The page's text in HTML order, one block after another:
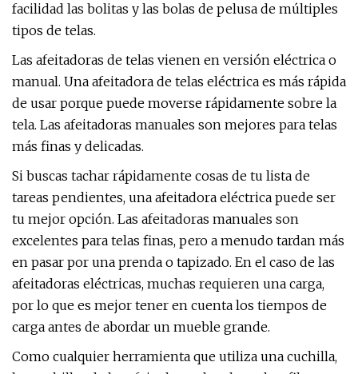
facilidad las bolitas y las bolas de pelusa de múltiples
tipos de telas.
Las afeitadoras de telas vienen en versión eléctrica o
manual. Una afeitadora de telas eléctrica es más rápida
de usar porque puede moverse rápidamente sobre la
tela. Las afeitadoras manuales son mejores para telas
más finas y delicadas.
Si buscas tachar rápidamente cosas de tu lista de
tareas pendientes, una afeitadora eléctrica puede ser
tu mejor opción. Las afeitadoras manuales son
excelentes para telas finas, pero a menudo tardan más
en pasar por una prenda o tapizado. En el caso de las
afeitadoras eléctricas, muchas requieren una carga,
por lo que es mejor tener en cuenta los tiempos de
carga antes de abordar un mueble grande.
Como cualquier herramienta que utiliza una cuchilla,